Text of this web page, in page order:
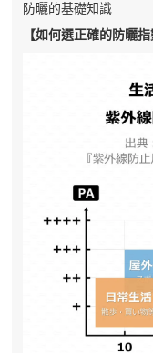
防曬的基礎知識
【如何選正確的防曬指